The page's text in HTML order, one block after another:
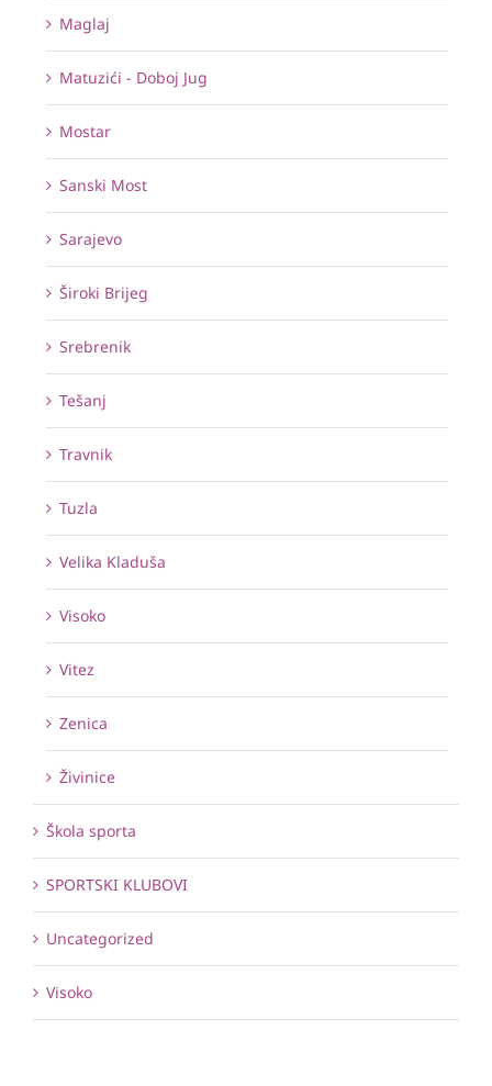
Maglaj
Matuzići - Doboj Jug
Mostar
Sanski Most
Sarajevo
Široki Brijeg
Srebrenik
Tešanj
Travnik
Tuzla
Velika Kladuša
Visoko
Vitez
Zenica
Živinice
Škola sporta
SPORTSKI KLUBOVI
Uncategorized
Visoko